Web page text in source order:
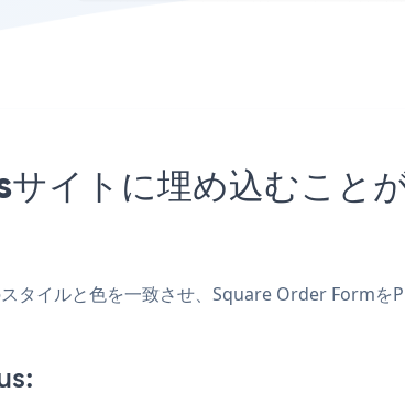
トに埋め込むこと
イルと色を一致させ、Square Order Formを